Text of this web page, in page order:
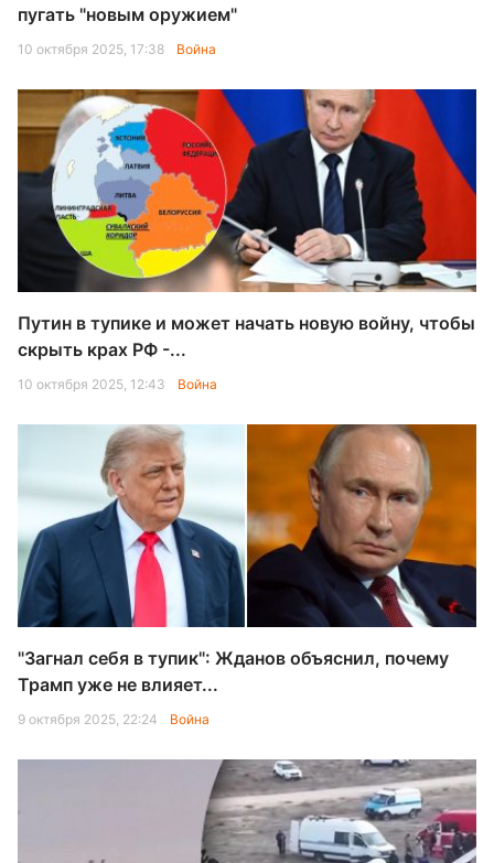
пугать "новым оружием"
10 октября 2025, 17:38 Война
Путин в тупике и может начать новую войну, чтобы
скрыть крах РФ -...
10 октября 2025, 12:43 Война
"Загнал себя в тупик": Жданов объяснил, почему
Трамп уже не влияет...
9 октября 2025, 22:24 Война